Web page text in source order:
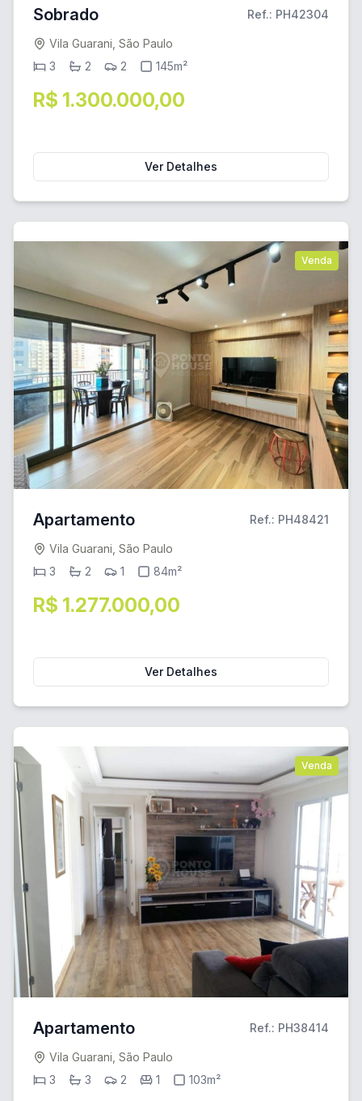
Sobrado Ref.: PH42304
Vila Guarani, São Paulo
3
2 2 145m²
R$ 1.300.000,00
Ver Detalhes
Venda
Apartamento Ref.: PH48421
Vila Guarani, São Paulo
3
2 1 84m²
R$ 1.277.000,00
Ver Detalhes
Venda
Apartamento Ref.: PH38414
Vila Guarani, São Paulo
3
3 2 1 103m²